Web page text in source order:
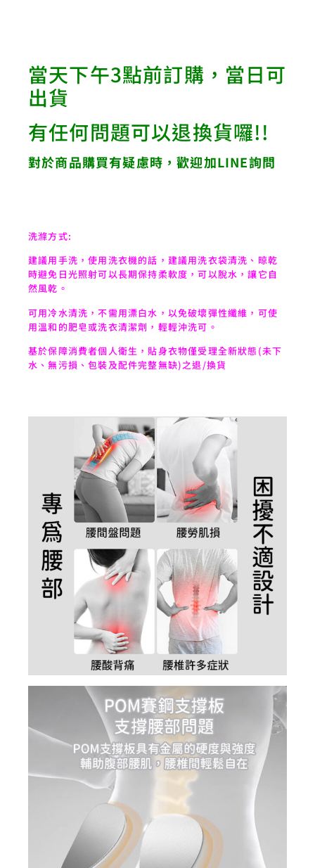
當天下午3點前訂購，當日可
出貨
有任何問題可以退換貨囉!!
對於商品購買有疑慮時，歡迎加LINE詢問
洗滌方式:
建議用手洗，使用洗衣機的話，建議用洗衣袋清洗、晾乾
時避免日光照射可以長期保持柔軟度，可以脫水，讓它自
然風乾。
可用冷水清洗，不需用漂白水，以免破壞彈性纖維，可使
用溫和的肥皂或洗衣清潔劑，輕輕沖洗可。
基於保障消費者個人衛生，貼身衣物僅受理全新狀態(未下
水、無污損、包裝及配件完整無缺)之退/換貨